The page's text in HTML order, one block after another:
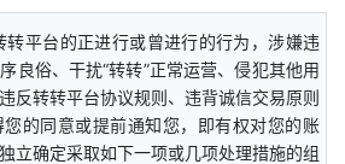
转平台的正进行或曾进行的行为，涉嫌违
良俗、干扰“转转”正常运营、侵犯其他用
反转转平台协议规则、违背诚信交易原则
的同意或提前通知您，即有权对您的账
立确定采取如下一项或几项处理措施的组